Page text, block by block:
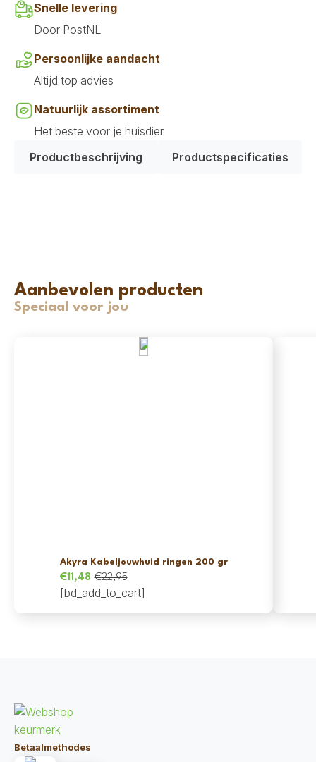
Snelle levering
Door PostNL
Persoonlijke aandacht
Altijd top advies
Natuurlijk assortiment
Het beste voor je huisdier
Productbeschrijving
Productspecificaties
Aanbevolen producten
Speciaal voor jou
Akyra Kabeljouwhuid ringen 200 gr
€22,95
Oorspronkelijke
prijs
€11,48
Huidige
prijs
[bd_add_to_cart]
Betaalmethodes